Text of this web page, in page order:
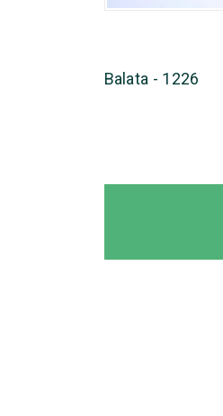
Balata - 1226